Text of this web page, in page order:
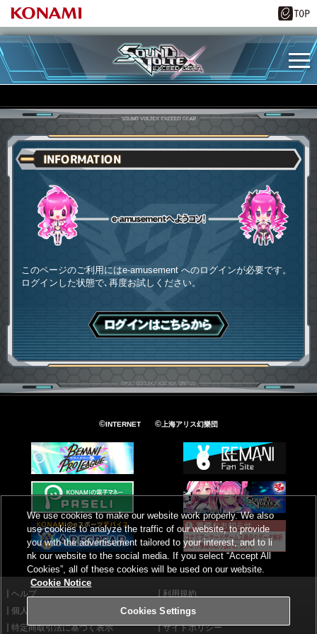
INFORMATION
このページのご利用にはe-amusement へのログインが必要です。
ログインした状態で､再度お試しください。
ログインはこちら
©INTERNET ©上海アリス幻樂団
ヘルプ
利用規約
個人情報等保護方針
外部送信について
特定商取引法に基づく表示
サイトポリシー
We use cookies to make our website work properly. We also
use cookies to analyze the traffic of our website, to provide
you with the advertisement tailored to your interest, and to li
nk our website to the social media. If you select “Accept All
Cookies”, all of these cookies will be used on our website.
Cookie Notice
Cookies Settings